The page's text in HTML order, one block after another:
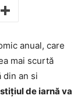
anual, care
mai scurtă
din an si
de iarnă va